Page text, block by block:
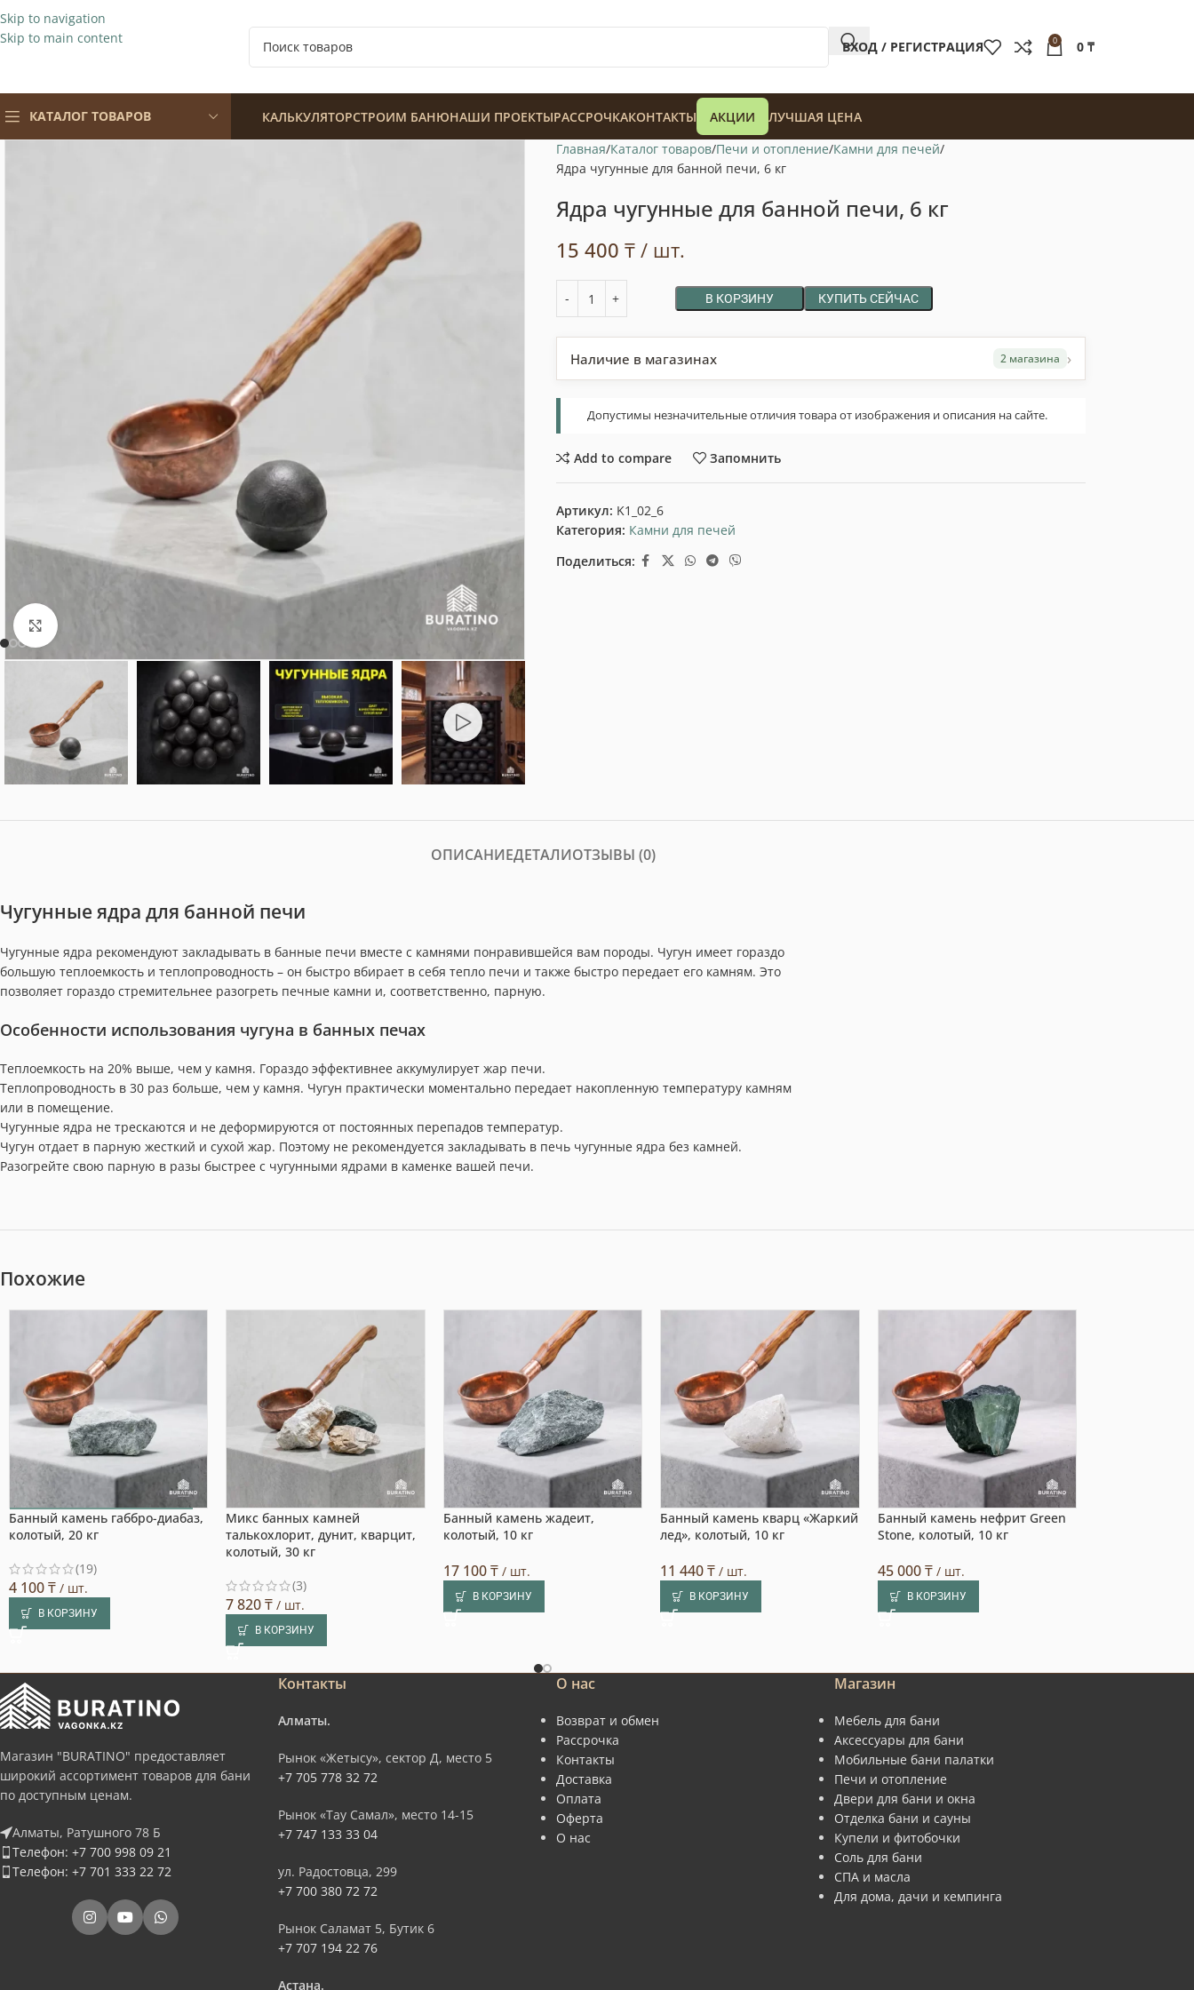
Skip to navigation
Skip to main content
ВХОД / РЕГИСТРАЦИЯ 0 0 ₸
КАТАЛОГ ТОВАРОВ КАЛЬКУЛЯТОРСТРОИМ БАНЮНАШИ ПРОЕКТЫРАССРОЧКАКОНТАКТЫ АКЦИИ ЛУЧШАЯ ЦЕНА
Главная Каталог товаров Печи и отопление Камни для печей
Ядра чугунные для банной печи, 6 кг
Ядра чугунные для банной печи, 6 кг
15 400 ₸/ шт.
В КОРЗИНУ КУПИТЬ СЕЙЧАС
Наличие в магазинах 2 магазина ›
Допустимы незначительные отличия товара от изображения и описания на сайте.
Add to compare Запомнить
Артикул: K1_02_6
Категория: Камни для печей
Поделиться:
ОПИСАНИЕДЕТАЛИОТЗЫВЫ (0)
Чугунные ядра для банной печи
Чугунные ядра рекомендуют закладывать в банные печи вместе с камнями понравившейся вам породы. Чугун имеет гораздо
большую теплоемкость и теплопроводность – он быстро вбирает в себя тепло печи и также быстро передает его камням. Это
позволяет гораздо стремительнее разогреть печные камни и, соответственно, парную.
Особенности использования чугуна в банных печах
Теплоемкость на 20% выше, чем у камня. Гораздо эффективнее аккумулирует жар печи.
Теплопроводность в 30 раз больше, чем у камня. Чугун практически моментально передает накопленную температуру камням
или в помещение.
Чугунные ядра не трескаются и не деформируются от постоянных перепадов температур.
Чугун отдает в парную жесткий и сухой жар. Поэтому не рекомендуется закладывать в печь чугунные ядра без камней.
Разогрейте свою парную в разы быстрее с чугунными ядрами в каменке вашей печи.
Похожие
Выбор покупателя
Банный камень габбро-диабаз,
колотый, 20 кг
(19)
4 100₸ / шт.
В КОРЗИНУ
Микс банных камней
талькохлорит, дунит, кварцит,
колотый, 30 кг
(3)
7 820₸ / шт.
В КОРЗИНУ
Банный камень жадеит,
колотый, 10 кг
17 100₸/ шт.
В КОРЗИНУ
Банный камень кварц «Жаркий
лед», колотый, 10 кг
11 440₸ / шт.
В КОРЗИНУ
Банный камень нефрит Green
Stone, колотый, 10 кг
45 000₸/ шт.
В КОРЗИНУ
Магазин "BURATINO" предоставляет
широкий ассортимент товаров для бани
по доступным ценам.
Алматы, Ратушного 78 Б
Телефон: +7 700 998 09 21
Телефон: +7 701 333 22 72
Контакты
Алматы.
Рынок «Жетысу», сектор Д, место 5
+7 705 778 32 72
Рынок «Тау Самал», место 14-15
+7 747 133 33 04
ул. Радостовца, 299
+7 700 380 72 72
Рынок Саламат 5, Бутик 6
+7 707 194 22 76
Астана.
О нас
Возврат и обмен
Рассрочка
Контакты
Доставка
Оплата
Оферта
О нас
Магазин
Мебель для бани
Аксессуары для бани
Мобильные бани палатки
Печи и отопление
Двери для бани и окна
Отделка бани и сауны
Купели и фитобочки
Соль для бани
СПА и масла
Для дома, дачи и кемпинга